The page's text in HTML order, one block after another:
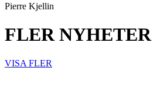
Pierre Kjellin
FLER NYHETER
VISA FLER